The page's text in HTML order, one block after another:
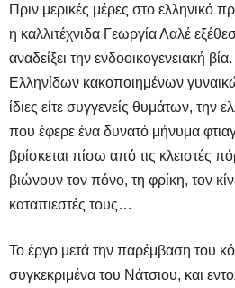
Πριν μερικές μέρες στο ελληνικό
η καλλιτέχνιδα Γεωργία Λαλέ
αναδείξει την ενδοοικογενειακή
Ελληνίδων κακοποιημένων
ίδιες είτε συγγενείς θυμάτων, την
που έφερε ένα δυνατό μήνυμα
βρίσκεται πίσω από τις κλειστές
βιώνουν τον πόνο, τη φρίκη, τον
καταπιεστές τους…
Το έργο μετά την παρέμβαση του
συγκεκριμένα του Νάτσιου, και